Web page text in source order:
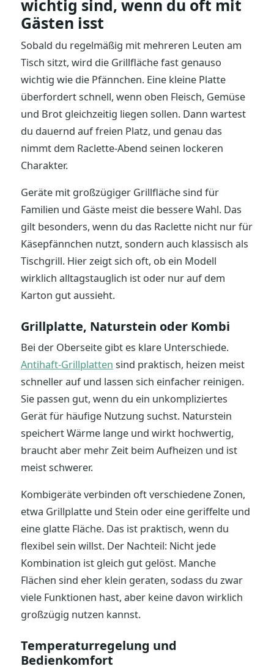
wichtig sind, wenn du oft mit
Gästen isst
Sobald du regelmäßig mit mehreren Leuten am
Tisch sitzt, wird die Grillfläche fast genauso
wichtig wie die Pfännchen. Eine kleine Platte
überfordert schnell, wenn oben Fleisch, Gemüse
und Brot gleichzeitig liegen sollen. Dann wartest
du dauernd auf freien Platz, und genau das
nimmt dem Raclette-Abend seinen lockeren
Charakter.
Geräte mit großzügiger Grillfläche sind für
Familien und Gäste meist die bessere Wahl. Das
gilt besonders, wenn du das Raclette nicht nur für
Käsepfännchen nutzt, sondern auch klassisch als
Tischgrill. Hier zeigt sich oft, ob ein Modell
wirklich alltagstauglich ist oder nur auf dem
Karton gut aussieht.
Grillplatte, Naturstein oder Kombi
Bei der Oberseite gibt es klare Unterschiede.
Antihaft-Grillplatten sind praktisch, heizen meist
schneller auf und lassen sich einfacher reinigen.
Sie passen gut, wenn du ein unkompliziertes
Gerät für häufige Nutzung suchst. Naturstein
speichert Wärme lange und wirkt hochwertig,
braucht aber mehr Zeit beim Aufheizen und ist
meist schwerer.
Kombigeräte verbinden oft verschiedene Zonen,
etwa Grillplatte und Stein oder eine geriffelte und
eine glatte Fläche. Das ist praktisch, wenn du
flexibel sein willst. Der Nachteil: Nicht jede
Kombination ist gleich gut gelöst. Manche
Flächen sind eher klein geraten, sodass du zwar
viele Funktionen hast, aber keine davon wirklich
großzügig nutzen kannst.
Temperaturregelung und
Bedienkomfort